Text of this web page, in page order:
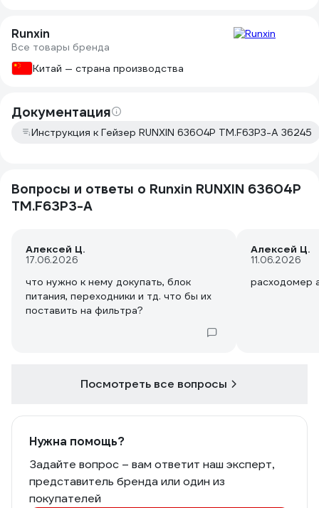
Runxin
Все товары бренда
Китай — страна производства
Документация
Инструкция к Гейзер RUNXIN 63604P TM.F63P3-A 36245
Вопросы и ответы о Runxin RUNXIN 63604P
TM.F63P3-A
Алексей Ц.
17.06.2026
что нужно к нему докупать, блок
питания, переходники и тд. что бы их
поставить на фильтра?
Алексей Ц.
11.06.2026
расходомер
Посмотреть все вопросы
Нужна помощь?
Задайте вопрос – вам ответит наш эксперт,
представитель бренда или один из
покупателей